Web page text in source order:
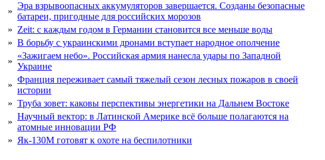
»
Эра взрывоопасных аккумуляторов завершается. Созданы безопасные
батареи, пригодные для российских морозов
» Zeit: с каждым годом в Германии становится все меньше воды
» В борьбу с украинскими дронами вступает народное ополчение
»
«Зажигаем небо». Российская армия нанесла удары по Западной
Украине
»
Франция переживает самый тяжелый сезон лесных пожаров в своей
истории
» Труба зовет: каковы перспективы энергетики на Дальнем Востоке
»
Научный вектор: в Латинской Америке всё больше полагаются на
атомные инновации РФ
» Як-130М готовят к охоте на беспилотники